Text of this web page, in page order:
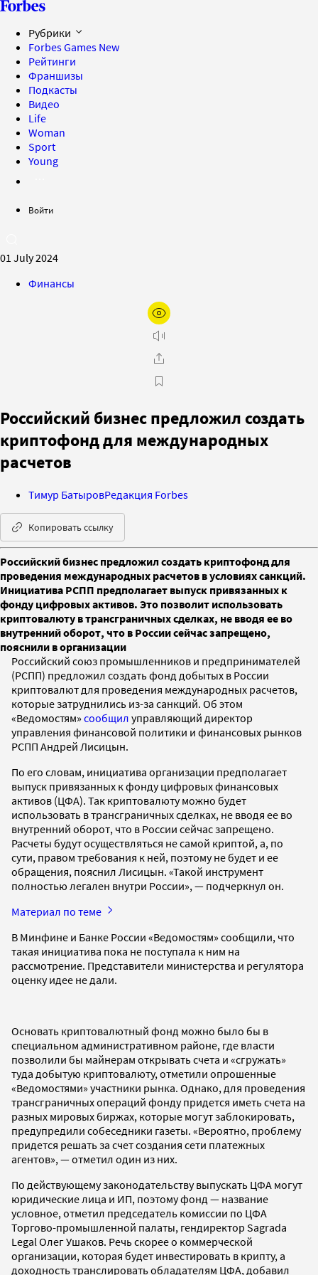
Рубрики
Forbes Games New
Рейтинги
Франшизы
Подкасты
Видео
Life
Woman
Sport
Young
Войти
01 July 2024
Финансы
Российский бизнес предложил создать
криптофонд для международных
расчетов
Тимур БатыровРедакция Forbes
Копировать ссылку
Российский бизнес предложил создать криптофонд для
проведения международных расчетов в условиях санкций.
Инициатива РСПП предполагает выпуск привязанных к
фонду цифровых активов. Это позволит использовать
криптовалюту в трансграничных сделках, не вводя ее во
внутренний оборот, что в России сейчас запрещено,
пояснили в организации
Российский союз промышленников и предпринимателей
(РСПП) предложил создать фонд добытых в России
криптовалют для проведения международных расчетов,
которые затруднились из-за санкций. Об этом
«Ведомостям» сообщил управляющий директор
управления финансовой политики и финансовых рынков
РСПП Андрей Лисицын.
По его словам, инициатива организации предполагает
выпуск привязанных к фонду цифровых финансовых
активов (ЦФА). Так криптовалюту можно будет
использовать в трансграничных сделках, не вводя ее во
внутренний оборот, что в России сейчас запрещено.
Расчеты будут осуществляться не самой криптой, а, по
сути, правом требования к ней, поэтому не будет и ее
обращения, пояснил Лисицын. «Такой инструмент
полностью легален внутри России», — подчеркнул он.
Материал по теме
В Минфине и Банке России «Ведомостям» сообщили, что
такая инициатива пока не поступала к ним на
рассмотрение. Представители министерства и регулятора
оценку идее не дали.
Основать криптовалютный фонд можно было бы в
специальном административном районе, где власти
позволили бы майнерам открывать счета и «сгружать»
туда добытую криптовалюту, отметили опрошенные
«Ведомостями» участники рынка. Однако, для проведения
трансграничных операций фонду придется иметь счета на
разных мировых биржах, которые могут заблокировать,
предупредили собеседники газеты. «Вероятно, проблему
придется решать за счет создания сети платежных
агентов», — отметил один из них.
По действующему законодательству выпускать ЦФА могут
юридические лица и ИП, поэтому фонд — название
условное, отметил председатель комиссии по ЦФА
Торгово-промышленной палаты, гендиректор Sagrada
Legal Олег Ушаков. Речь скорее о коммерческой
организации, которая будет инвестировать в крипту, а
доходность транслировать обладателям ЦФА, добавил